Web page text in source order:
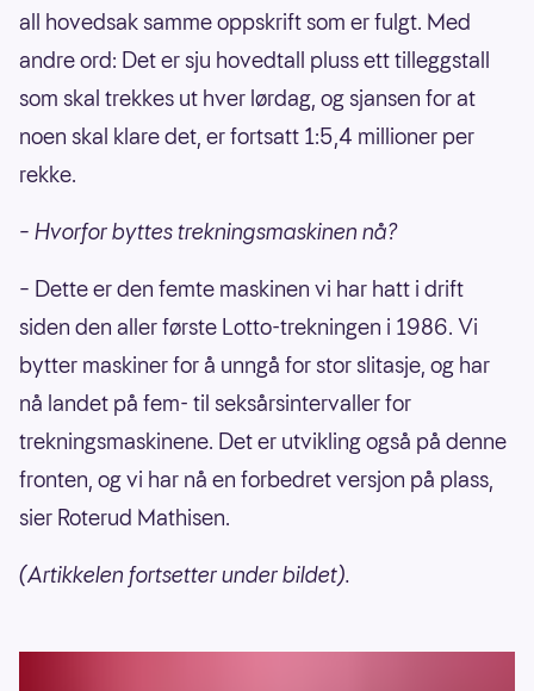
all hovedsak samme oppskrift som er fulgt. Med
andre ord: Det er sju hovedtall pluss ett tilleggstall
som skal trekkes ut hver lørdag, og sjansen for at
noen skal klare det, er fortsatt 1:5,4 millioner per
rekke.
– Hvorfor byttes trekningsmaskinen nå?
– Dette er den femte maskinen vi har hatt i drift
siden den aller første Lotto-trekningen i 1986. Vi
bytter maskiner for å unngå for stor slitasje, og har
nå landet på fem- til seksårsintervaller for
trekningsmaskinene. Det er utvikling også på denne
fronten, og vi har nå en forbedret versjon på plass,
sier Roterud Mathisen.
(Artikkelen fortsetter under bildet).